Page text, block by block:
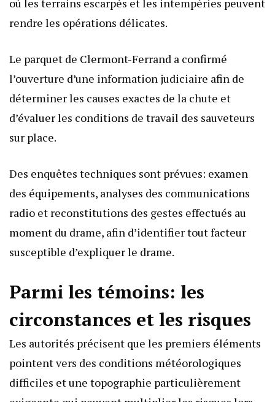
rendre les opérations délicates.
Le parquet de Clermont-Ferrand a confirmé
l’ouverture d’une information judiciaire afin de
déterminer les causes exactes de la chute et
d’évaluer les conditions de travail des sauveteurs
sur place.
Des enquêtes techniques sont prévues: examen
des équipements, analyses des communications
radio et reconstitutions des gestes effectués au
moment du drame, afin d’identifier tout facteur
susceptible d’expliquer le drame.
Parmi les témoins: les
circonstances et les risques
Les autorités précisent que les premiers éléments
pointent vers des conditions météorologiques
difficiles et une topographie particulièrement